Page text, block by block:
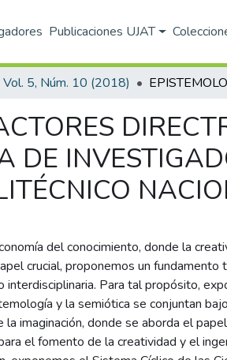
Publicaciones UJAT
Vol. 5, Núm. 10 (2018)
DE
del conocimiento, donde la
crucial, proponemos un fundamento
interdisciplinaria. Para tal propósito,
y la semiótica se conjuntan
imaginación, donde se aborda el
el fomento de la creatividad y el